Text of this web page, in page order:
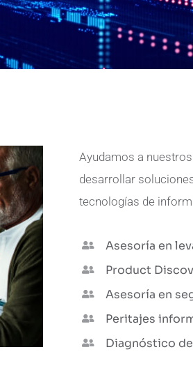
Ayudamos a
desarrollar
tecnologías de
Asesoría en
Product
Asesoría en
Peritajes
Diagnóstico